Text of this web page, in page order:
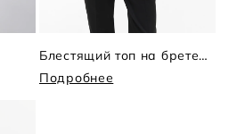
Блестящий топ на бретельках
Подробнее